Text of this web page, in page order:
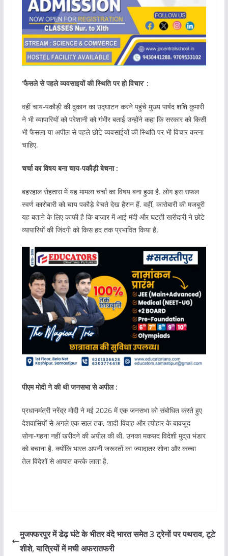
‘फैसले से पहले व्यवसाइयों की स्थिति पर हो विचार’ :
वहीं चाय-पकौड़ी की दुकान का उद्घाटन करने पहुंचे मुख्य पार्षद शशि कुमारी
ने भी व्यापारियों को परेशानी को गंभीर बताई उन्होंने कहा कि सरकार को किसी
भी फैसला या अपील से पहले छोटे व्यवसाईयों की स्थिति पर भी विचार करना
चाहिए.
चर्चा का विषय बना चाय-पकौड़ी बेचना :
बहरहाल रोहतास में यह मामला चर्चा का विषय बना हुआ है. लोग इस सफल
स्वर्ण कारोबारी को चाय पकौड़े बेचते देख हैरान हैं. वहीं, कारोबारी की मजबूरी
यह बताने के लिए काफी है कि बाजार में आई मंदी और घटती खरीदारी ने छोटे
व्यापारियों की जिंदगी को किस हद तक प्रभावित किया है.
पीएम मोदी ने की थी जनसभा से अपील :
प्रधानमंत्री नरेंद्र मोदी ने मई 2026 में एक जनसभा को संबोधित करते हुए
देशवासियों से अगले एक साल तक, शादी-विवाह और त्योहार के बावजूद
सोना-गहना नहीं खरीदने की अपील की थी. उनका मकसद विदेशी मुद्रा भंडार
को बचाना है. क्योंकि भारत अपनी जरूरतों का ज्यादातर सोना और कच्चा
तेल विदेशों से आयात करके लाता है.
मुजफ्फरपुर में डेढ़ घंटे के भीतर वंदे भारत समेत 3 ट्रेनों पर पथराव, टूटे
शीशे, यात्रियों में मची अफरातफरी